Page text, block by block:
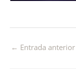
← Entrada anterior